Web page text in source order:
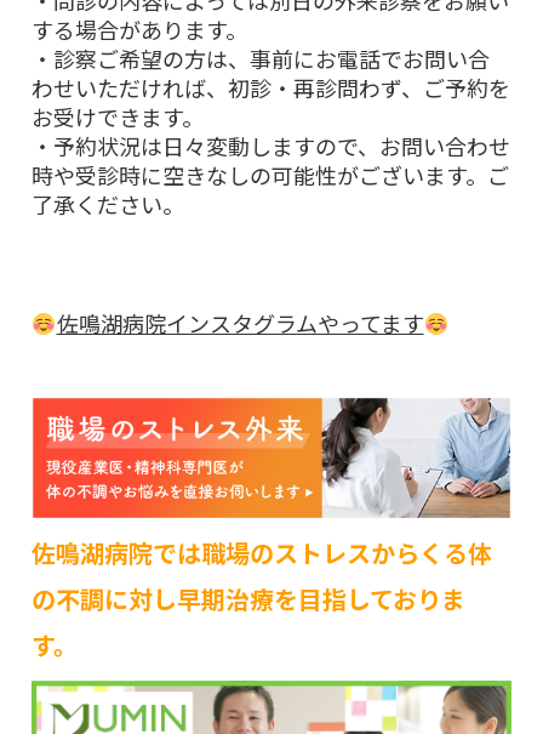
する場合があります。
・診察ご希望の方は、事前にお電話でお問い合
わせいただければ、初診・再診問わず、ご予約を
お受けできます。
・予約状況は日々変動しますので、お問い合わせ
時や受診時に空きなしの可能性がございます。ご
了承ください。
佐鳴湖病院インスタグラムやってます
佐鳴湖病院では職場のストレスからくる体
の不調に対し早期治療を目指しておりま
す。